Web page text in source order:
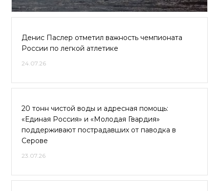
Денис Паслер отметил важность чемпионата
России по легкой атлетике
24.07.26
20 тонн чистой воды и адресная помощь:
«Единая Россия» и «Молодая Гвардия»
поддерживают пострадавших от паводка в
Серове
23.07.26